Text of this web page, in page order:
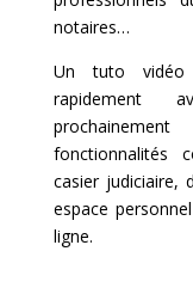
notaires…
Un tuto vidéo
rapidement
fonctionnalités
casier judiciaire,
espace
ligne.